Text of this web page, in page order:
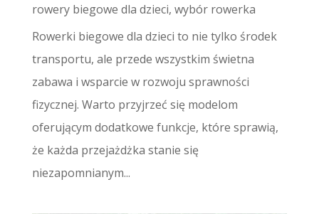
rowery biegowe dla dzieci, wybór rowerka
Rowerki biegowe dla dzieci to nie tylko środek
transportu, ale przede wszystkim świetna
zabawa i wsparcie w rozwoju sprawności
fizycznej. Warto przyjrzeć się modelom
oferującym dodatkowe funkcje, które sprawią,
że każda przejażdżka stanie się
niezapomnianym...